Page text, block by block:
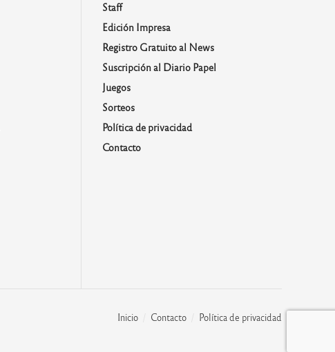
Staff
Edición Impresa
Registro Gratuito al News
Suscripción al Diario Papel
Juegos
Sorteos
Política de privacidad
Contacto
Inicio Contacto Política de privacidad